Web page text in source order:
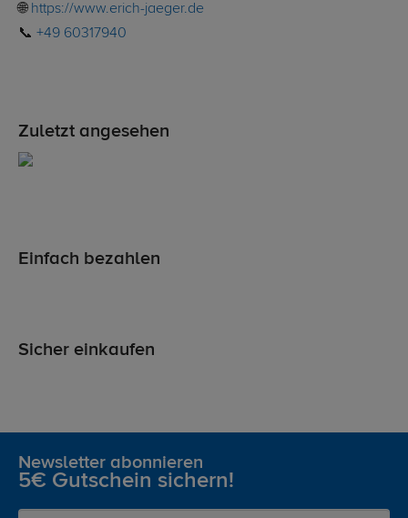
🌐 https://www.erich-jaeger.de
📞 +49 60317940
Zuletzt angesehen
Einfach bezahlen
Sicher einkaufen
Newsletter abonnieren
5€ Gutschein sichern!